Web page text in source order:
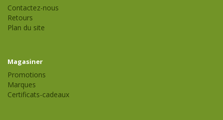
Contactez-nous
Retours
Plan du site
Magasiner
Promotions
Marques
Certificats-cadeaux